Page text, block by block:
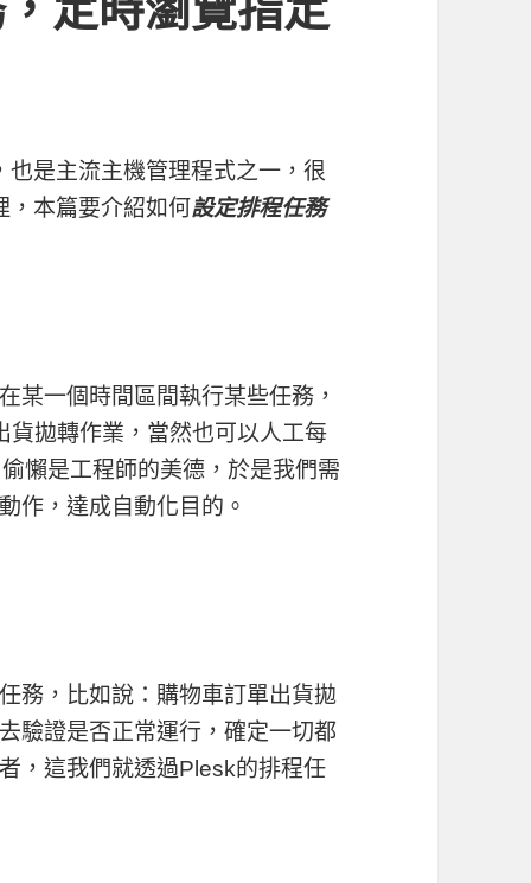
是主流主機管理程式之一，很
，本篇要介紹如何設定排程任務
某一個時間區間執行某些任務，
拋轉作業，當然也可以人工每
懶是工程師的美德，於是我們需
作，達成自動化目的。
務，比如說：購物車訂單出貨拋
驗證是否正常運行，確定一切都
，這我們就透過Plesk的排程任